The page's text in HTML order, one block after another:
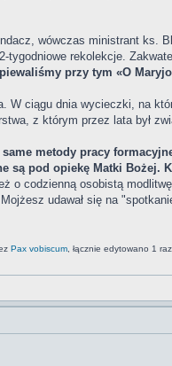
wówczas ministrant ks.
tygodniowe rekolekcje.
przy tym «O
W ciągu dnia wycieczki, na
z którym przez lata był
metody pracy
są pod opiekę Matki Bożej.
o codzienną osobistą
udawał się na
Pax vobiscum , łącznie edytowano 1 raz